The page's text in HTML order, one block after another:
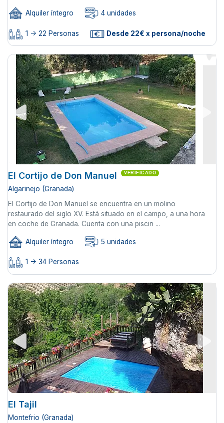
Alquiler íntegro 4 unidades
1 -> 22 Personas Desde 22€ x persona/noche
El Cortijo de Don Manuel VERIFICADO
Algarinejo (Granada)
El Cortijo de Don Manuel se encuentra en un molino
restaurado del siglo XV. Está situado en el campo, a una hora
en coche de Granada. Cuenta con una piscin ...
Alquiler íntegro 5 unidades
1 -> 34 Personas
El Tajil
Montefrio (Granada)